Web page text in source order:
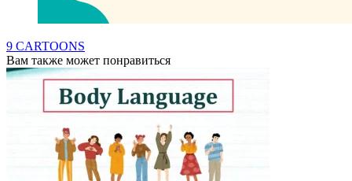
9 CARTOONS
Вам также может понравиться